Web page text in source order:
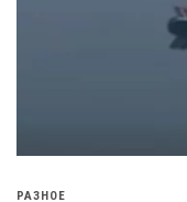
РАЗНОЕ